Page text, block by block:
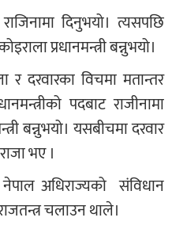
दिनुभयो। त्यसपछि
प्रधानमन्त्री बन्नुभयो।
र दरवारका विचमा मतान्तर
पदबाट राजीनामा
बन्नुभयो। यसबीचमा दरवार
भए ।
नेपाल अधिराज्यको संविधान
चलाउन थाले।